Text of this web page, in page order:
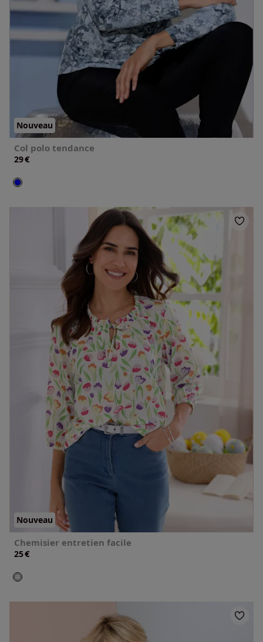
Nouveau
Col polo tendance
29€
Nouveau
Chemisier entretien facile
25€